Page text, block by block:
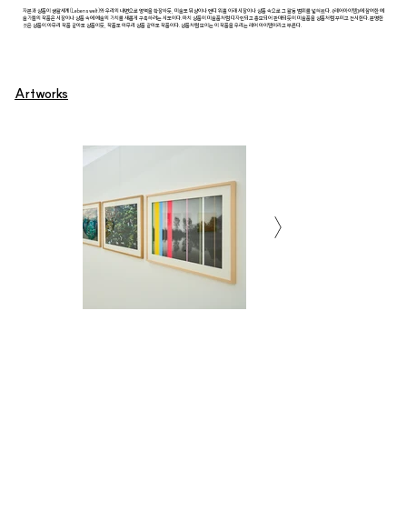
자본과 상품이 생활세계(Lebenswelt)와 우리의 내면으로 영역을 확장하듯, 미술도 뒤샹이나 앤디 워홀 이래 시장이나 상품 속으로 그 활동 범위를 넓혀왔다. 《레어아이템》에 참여한 예
술가들의 작품은 시장이나 상품 속에 예술의 가치를 새롭게 구축하려는 시도이다. 마치 상품이 미술품처럼 디자인되고 홍보되어 판매되듯이 미술품을 상품처럼 꾸미고 전시한다. 분명한
것은 상품이 아무리 작품 같아도 상품이듯, 작품도 아무리 상품 같아도 작품이다. 상품처럼 보이는 이 작품을 우리는 레어 아이템이라고 부른다.
Artworks